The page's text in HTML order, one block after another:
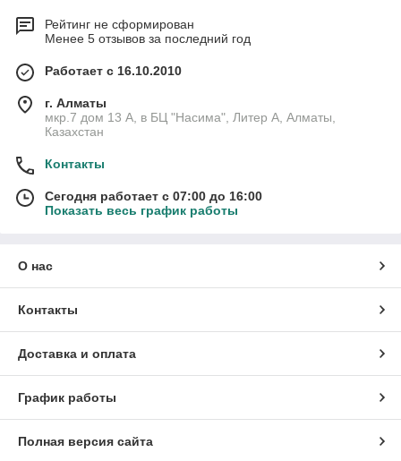
Рейтинг не сформирован
Менее 5 отзывов за последний год
Работает с 16.10.2010
г. Алматы
мкр.7 дом 13 А, в БЦ "Насима", Литер А, Алматы,
Казахстан
Контакты
Сегодня работает с 07:00 до 16:00
Показать весь график работы
О нас
Контакты
Доставка и оплата
График работы
Полная версия сайта